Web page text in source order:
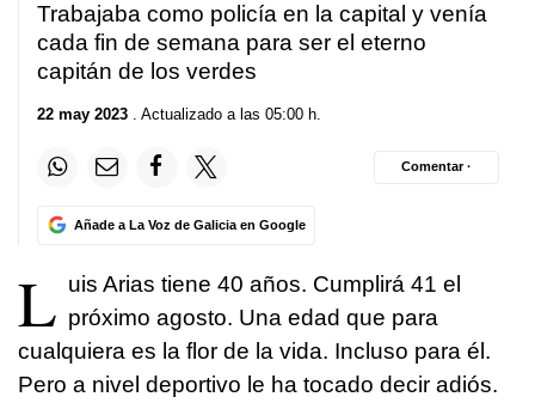
Trabajaba como policía en la capital y venía
cada fin de semana para ser el eterno
capitán de los verdes
22 may 2023 . Actualizado a las 05:00 h.
Añade a La Voz de Galicia en Google
Comentar ·
L uis Arias tiene 40 años. Cumplirá 41 el
próximo agosto. Una edad que para
cualquiera es la flor de la vida. Incluso para él.
Pero a nivel deportivo le ha tocado decir adiós.